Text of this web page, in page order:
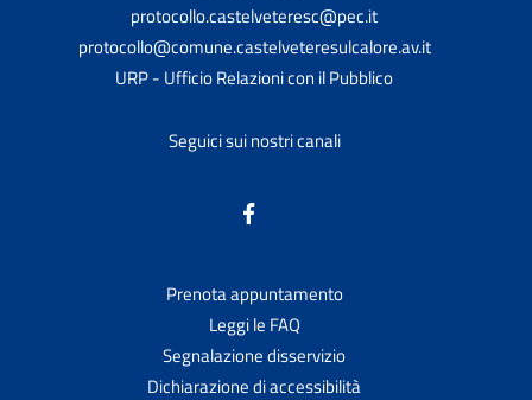
protocollo.castelveteresc@pec.it
protocollo@comune.castelveteresulcalore.av.it
URP - Ufficio Relazioni con il Pubblico
Seguici sui nostri canali
Prenota appuntamento
Leggi le FAQ
Segnalazione disservizio
Dichiarazione di accessibilità